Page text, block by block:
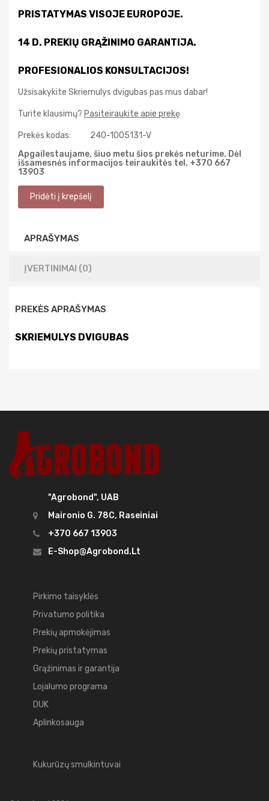
PRISTATYMAS VISOJE EUROPOJE.
14 D. PREKIŲ GRĄŽINIMO GARANTIJA.
PROFESIONALIOS KONSULTACIJOS!
Užsisakykite Skriemulys dvigubas pas mus dabar!
Turite klausimų? Pasiteiraukite apie prekę
Prekės kodas:
240-1005131-V
Apgailestaujame, šiuo metu šios prekės neturime. Dėl
išsamesnės informacijos teiraukitės tel. +370 667
13903
APRAŠYMAS
ĮVERTINIMAI (0)
PREKĖS APRAŠYMAS
SKRIEMULYS DVIGUBAS
"Agrobond", UAB
Maironio G. 78C, Raseiniai
+370 667 13903
E-Shop@agrobond.lt
Pirkimo taisyklės
Privatumo politika
Prekių apmokėjimas
Prekių pristatymas
Grąžinimas ir garantija
Lojalumo programa
DUK
Aplinkosauga
Kukurūzų smulkintuvai